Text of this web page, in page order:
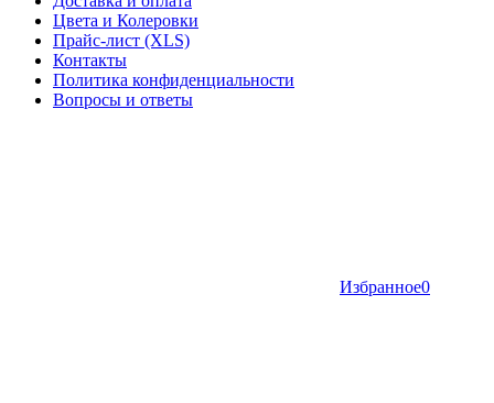
Цвета и Колеровки
Прайс-лист (XLS)
Контакты
Политика конфиденциальности
Вопросы и ответы
Избранное0